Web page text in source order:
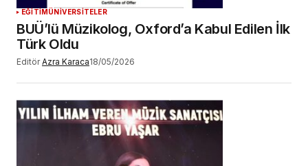
EĞİTİMÜNİVERSİTELER
BUÜ’lü Müzikolog, Oxford’a Kabul Edilen İlk
Türk Oldu
Editör Azra Karaca18/05/2026